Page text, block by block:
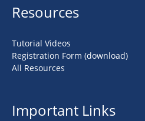
Resources
Tutorial Videos
Registration Form (download)
All Resources
Important Links